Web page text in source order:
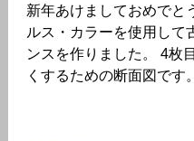
新年あけましておめでと
ルス・カラーを使用して
ンスを作りました。 4枚
くするための断面図です。